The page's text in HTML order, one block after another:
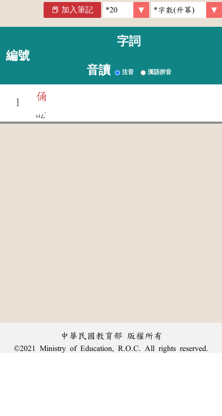
加入筆記
編號
字詞
音讀 注音 漢語拼音
1
俑
ㄩㄥ
ˇ
中華民國教育部 版權所有
©2021 Ministry of Education, R.O.C. All rights reserved.